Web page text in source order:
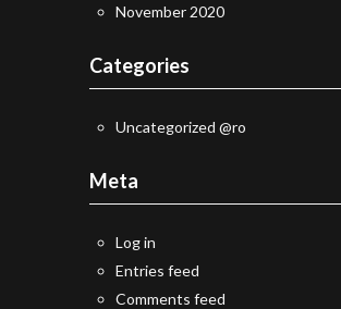
November 2020
Categories
Uncategorized @ro
Meta
Log in
Entries feed
Comments feed